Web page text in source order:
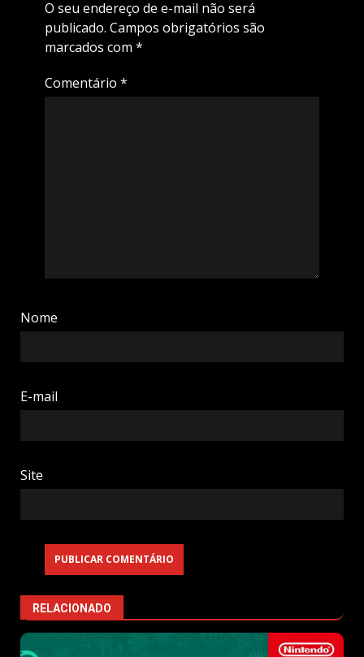
O seu endereço de e-mail não será
publicado. Campos obrigatórios são
marcados com *
Comentário *
Nome
E-mail
Site
RELACIONADO